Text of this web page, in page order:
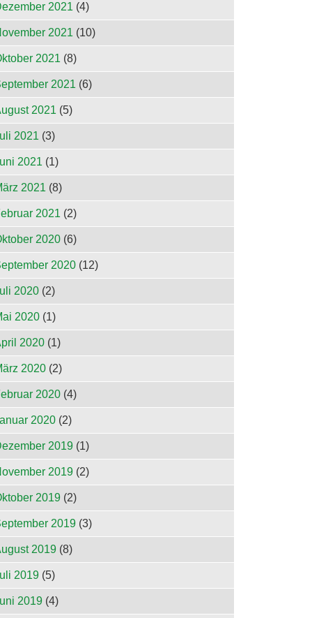
2021 (4)
2021 (10)
2021 (8)
2021 (6)
2021 (5)
2021 (3)
2021 (1)
2021 (8)
2021 (2)
2020 (6)
2020 (12)
2020 (2)
2020 (1)
2020 (1)
2020 (2)
2020 (4)
2020 (2)
2019 (1)
2019 (2)
2019 (2)
2019 (3)
2019 (8)
2019 (5)
2019 (4)